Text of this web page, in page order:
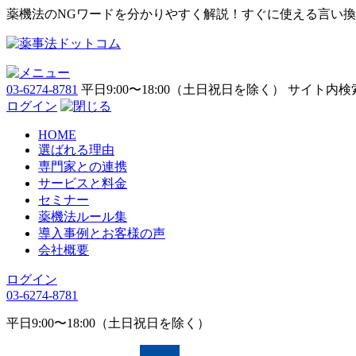
薬機法のNGワードを分かりやすく解説！すぐに使える言い
03-6274-8781 平日9:00〜18:00（土日祝日を除く）
サイト内検
ログイン
HOME
選ばれる理由
専門家との連携
サービスと料金
セミナー
薬機法ルール集
導入事例とお客様の声
会社概要
ログイン
03-6274-8781
平日9:00〜18:00（土日祝日を除く）